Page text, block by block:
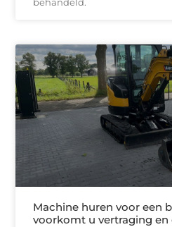
Machine huren voor een
voorkomt u vertraging